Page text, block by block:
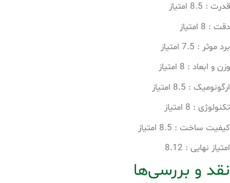
قدرت : 8.5 امتیاز
دقت : 8 امتیاز
برد موثر : 7.5 امتیاز
وزن و ابعاد : 8 امتیاز
ارگونومیک : 8.5 امتیاز
تکنولوژی : 8 امتیاز
کیفیت ساخت : 8.5 امتیاز
امتیاز نهایی : 8.12
نقد و بررسی‌ها